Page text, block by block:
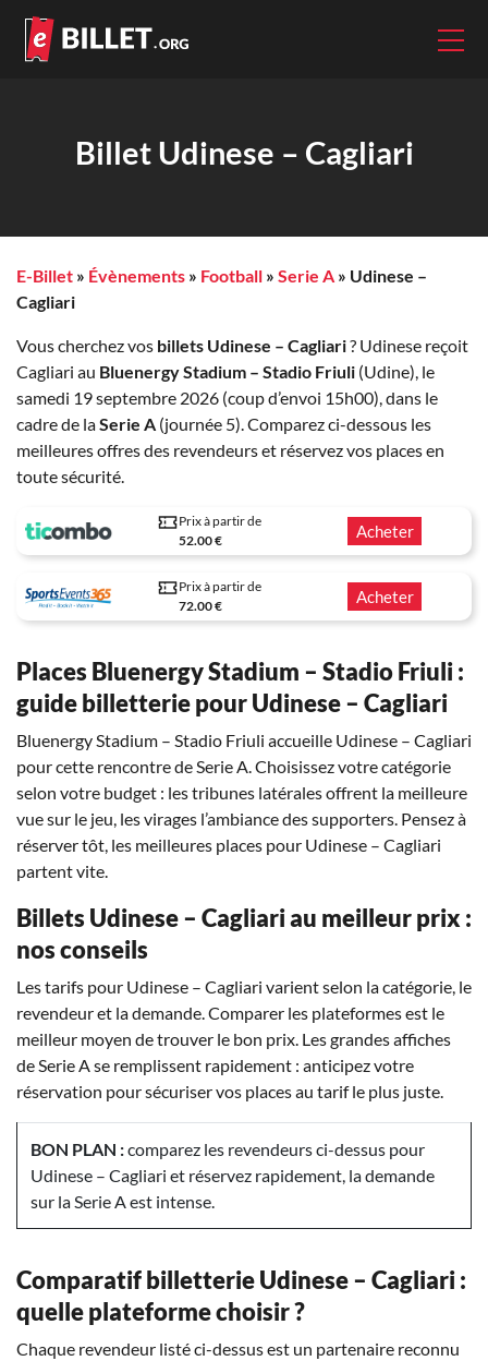
Billet Udinese – Cagliari
E-Billet » Évènements » Football » Serie A » Udinese –
Cagliari
Vous cherchez vos billets Udinese – Cagliari? Udinese reçoit
Cagliari au Bluenergy Stadium – Stadio Friuli (Udine), le
samedi 19 septembre 2026 (coup d’envoi 15h00), dans le
cadre de laSerie A (journée 5). Comparez ci-dessous les
meilleures offres des revendeurs et réservez vos places en
toute sécurité.
Prix à partir de
52.00 €
Acheter
Prix à partir de
72.00 €
Acheter
Places Bluenergy Stadium – Stadio Friuli :
guide billetterie pour Udinese – Cagliari
Bluenergy Stadium – Stadio Friuli accueille Udinese – Cagliari
pour cette rencontre de Serie A. Choisissez votre catégorie
selon votre budget : les tribunes latérales offrent la meilleure
vue sur le jeu, les virages l’ambiance des supporters. Pensez à
réserver tôt, les meilleures places pour Udinese – Cagliari
partent vite.
Billets Udinese – Cagliari au meilleur prix :
nos conseils
Les tarifs pour Udinese – Cagliari varient selon la catégorie, le
revendeur et la demande. Comparer les plateformes est le
meilleur moyen de trouver le bon prix. Les grandes affiches
de Serie A se remplissent rapidement : anticipez votre
réservation pour sécuriser vos places au tarif le plus juste.
BON PLAN :comparez les revendeurs ci-dessus pour
Udinese – Cagliari et réservez rapidement, la demande
sur la Serie A est intense.
Comparatif billetterie Udinese – Cagliari :
quelle plateforme choisir ?
Chaque revendeur listé ci-dessus est un partenaire reconnu